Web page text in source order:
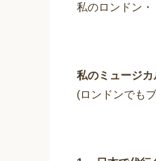
私のロンドン
私のミュージ
(ロンドンでも